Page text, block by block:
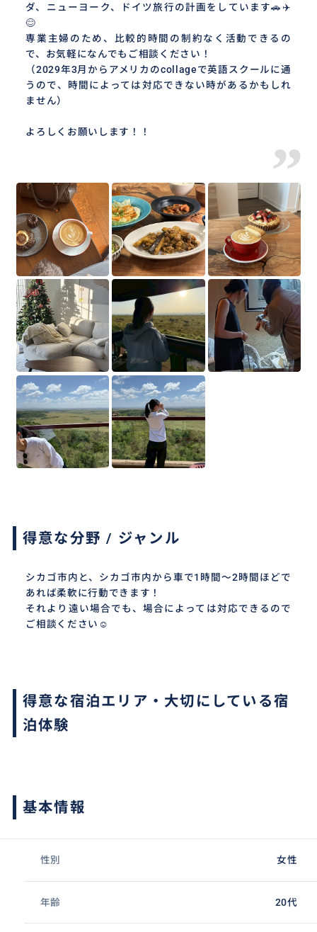
ダ、ニューヨーク、ドイツ旅行の計画をしています🚗✈️
😊
専業主婦のため、比較的時間の制約なく活動できるの
で、お気軽になんでもご相談ください！
（2029年3月からアメリカのcollageで英語スクールに通
うので、時間によっては対応できない時があるかもしれ
ません）
よろしくお願いします！！
”
得意な分野 / ジャンル
シカゴ市内と、シカゴ市内から車で1時間〜2時間ほどで
あれば柔軟に行動できます！
それより遠い場合でも、場合によっては対応できるので
ご相談ください☺︎
得意な宿泊エリア・大切にしている宿
泊体験
基本情報
性別 女性
年齢 20代